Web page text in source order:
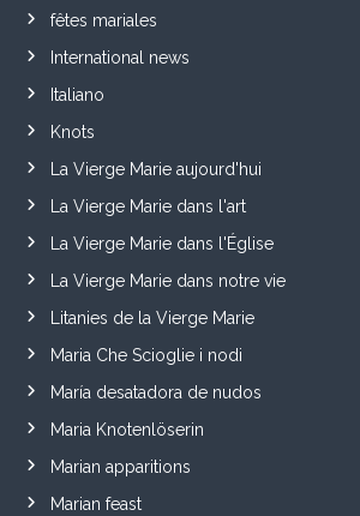
fêtes mariales
International news
Italiano
Knots
La Vierge Marie aujourd'hui
La Vierge Marie dans l'art
La Vierge Marie dans l'Église
La Vierge Marie dans notre vie
Litanies de la Vierge Marie
Maria Che Scioglie i nodi
María desatadora de nudos
Maria Knotenlöserin
Marian apparitions
Marian feast